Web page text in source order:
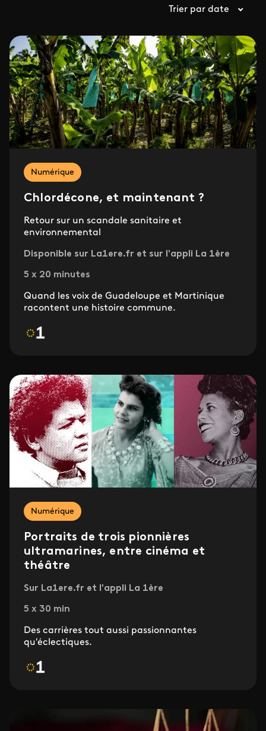
Trier par date
Numérique
Chlordécone, et maintenant ?
Retour sur un scandale sanitaire et
environnemental
Disponible sur La1ere.fr et sur l'appli La 1ère
5 x 20 minutes
Quand les voix de Guadeloupe et Martinique
racontent une histoire commune.
Numérique
Portraits de trois pionnières
ultramarines, entre cinéma et
théâtre
Sur La1ere.fr et l'appli La 1ère
5 x 30 min
Des carrières tout aussi passionnantes
qu'éclectiques.